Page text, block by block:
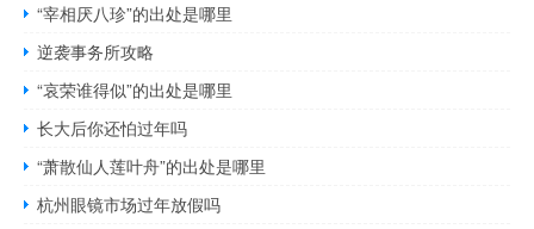
“宰相厌八珍”的出处是哪里
逆袭事务所攻略
“哀荣谁得似”的出处是哪里
长大后你还怕过年吗
“萧散仙人莲叶舟”的出处是哪里
杭州眼镜市场过年放假吗